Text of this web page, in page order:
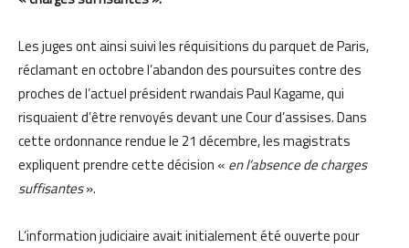
Les juges ont ainsi suivi les réquisitions du parquet de Paris,
réclamant en octobre l’abandon des poursuites contre des
proches de l’actuel président rwandais Paul Kagame, qui
risquaient d’être renvoyés devant une Cour d’assises. Dans
cette ordonnance rendue le 21 décembre, les magistrats
expliquent prendre cette décision « en l’absence de charges
suffisantes».
L’information judiciaire avait initialement été ouverte pour